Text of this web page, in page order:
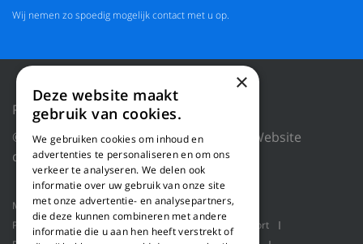
Wij nemen zo spoedig mogelijk contact met u op.
Privacy Policy
Reset cookies
© 2026 WILLEMS BALING EQUIPMENT |
Website
door Blue Dragon Digital Technology.
Machines Product toepassingen
Over ons
Projecten
Service Schaaflijn
Bulk transport
×
Deze website maakt
gebruik van cookies.
We gebruiken cookies om inhoud en
advertenties te personaliseren en om ons
verkeer te analyseren. We delen ook
informatie over uw gebruik van onze site
met onze advertentie- en analysepartners,
die deze kunnen combineren met andere
informatie die u aan hen heeft verstrekt of